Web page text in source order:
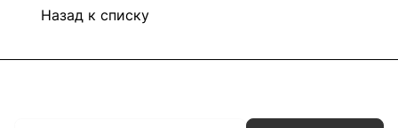
Назад к списку